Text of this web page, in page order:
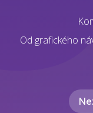
Od grafického